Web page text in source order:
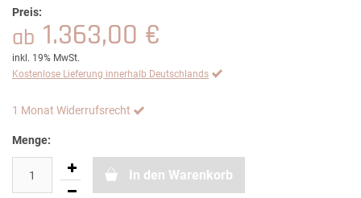
Preis:
ab 1.363,00 €
inkl. 19% MwSt.
Kostenlose Lieferung innerhalb Deutschlands
1 Monat Widerrufsrecht
Menge:
In den Warenkorb